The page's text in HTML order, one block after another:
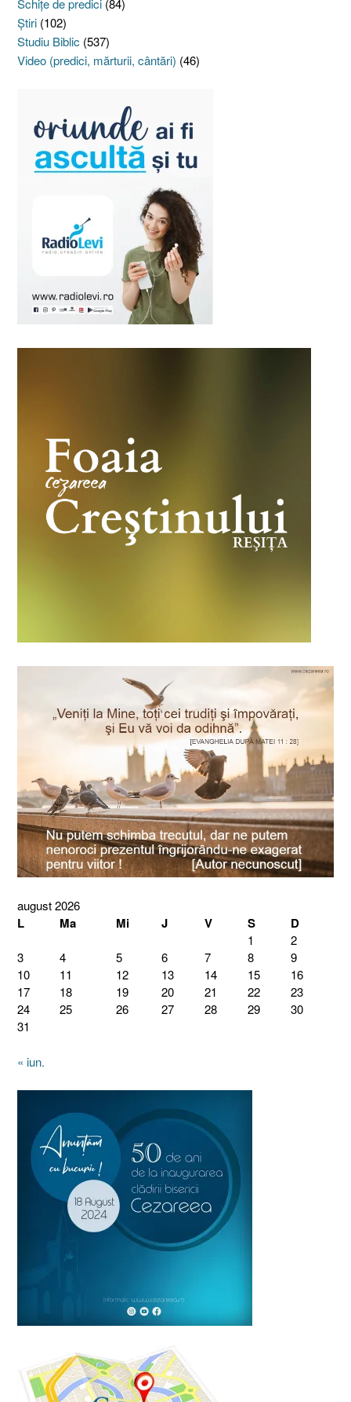
Ştiri (102)
Studiu Biblic (537)
Video (predici, mărturii, cântări) (46)
august 2026
L Ma Mi J V S D
1
2
3
4 5 6 7 8
9
10
11 12 13 14 15
16
17
18 19 20 21 22
23
24
25 26 27 28 29
30
31
« iun.